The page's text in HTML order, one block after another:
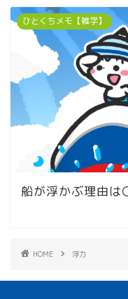
ひとくちメモ【雑学】
船が浮かぶ理由は
HOME 浮力